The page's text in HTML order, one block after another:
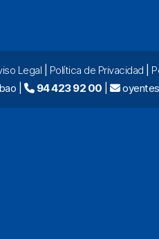
Legal Política de Privacidad
|
94 423 92 00 |